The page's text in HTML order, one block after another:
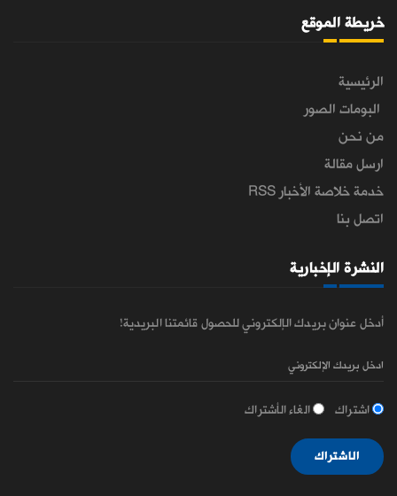
خريطة الموقع
الرئيسية
البومات الصور
من نحن
ارسل مقالة
خدمة خلاصة الأخبار RSS
اتصل بنا
النشرة الإخبارية
أدخل عنوان بريدك الإلكتروني للحصول قائمتنا البريدية!
اشتراك الغاء الأشتراك
الاشتراك